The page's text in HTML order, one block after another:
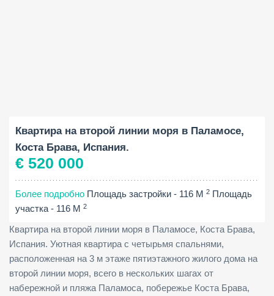
Квартира на второй линии моря в Паламосе,
Коста Брава, Испания.
€ 520 000
Более подробно Площадь застройки - 116 M 2 Площадь
участка - 116 M 2
Квартира на второй линии моря в Паламосе, Коста Брава,
Испания. Уютная квартира с четырьмя спальнями,
расположенная на 3 м этаже пятиэтажного жилого дома на
второй линии моря, всего в нескольких шагах от
набережной и пляжа Паламоса, побережье Коста Брава,